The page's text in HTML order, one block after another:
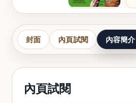
封面 內頁試閱 內容簡介
內頁試閱